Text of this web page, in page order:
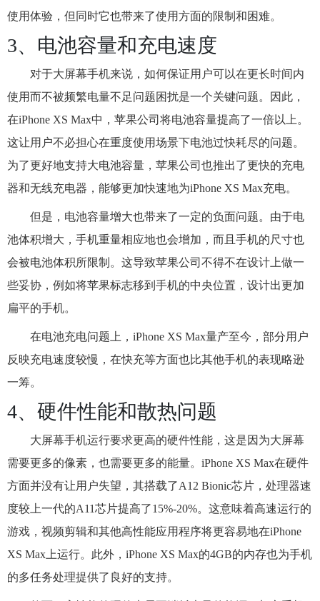
使用体验，但同时它也带来了使用方面的限制和困难。
3、电池容量和充电速度
对于大屏幕手机来说，如何保证用户可以在更长时间内
使用而不被频繁电量不足问题困扰是一个关键问题。因此，
在iPhone XS Max中，苹果公司将电池容量提高了一倍以上。
这让用户不必担心在重度使用场景下电池过快耗尽的问题。
为了更好地支持大电池容量，苹果公司也推出了更快的充电
器和无线充电器，能够更加快速地为iPhone XS Max充电。
但是，电池容量增大也带来了一定的负面问题。由于电
池体积增大，手机重量相应地也会增加，而且手机的尺寸也
会被电池体积所限制。这导致苹果公司不得不在设计上做一
些妥协，例如将苹果标志移到手机的中央位置，设计出更加
扁平的手机。
在电池充电问题上，iPhone XS Max量产至今，部分用户
反映充电速度较慢，在快充等方面也比其他手机的表现略逊
一筹。
4、硬件性能和散热问题
大屏幕手机运行要求更高的硬件性能，这是因为大屏幕
需要更多的像素，也需要更多的能量。iPhone XS Max在硬件
方面并没有让用户失望，其搭载了A12 Bionic芯片，处理器速
度较上一代的A11芯片提高了15%-20%。这意味着高速运行的
游戏，视频剪辑和其他高性能应用程序将更容易地在iPhone
XS Max上运行。此外，iPhone XS Max的4GB的内存也为手机
的多任务处理提供了良好的支持。